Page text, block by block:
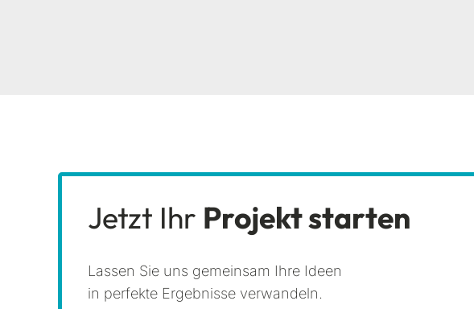
Jetzt Ihr Projekt starten
Lassen Sie uns gemeinsam Ihre Ideen
in perfekte Ergebnisse verwandeln.